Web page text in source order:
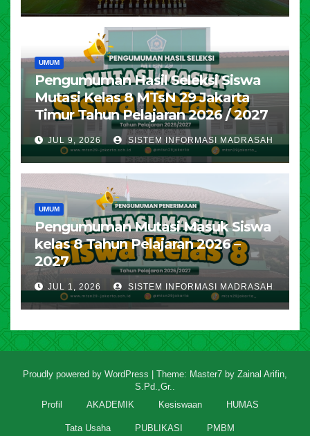
UMUM
Pengumuman Hasil Seleksi Siswa
Mutasi Kelas 8 MTsN 29 Jakarta
Timur Tahun Pelajaran 2026 / 2027
JUL 9, 2026 SISTEM INFORMASI MADRASAH
UMUM
Pengumuman Mutasi Masuk Siswa
kelas 8 Tahun Pelajaran 2026 –
2027
JUL 1, 2026 SISTEM INFORMASI MADRASAH
Proudly powered by WordPress | Theme: Master7 by Zainal Arifin,
S.Pd.,Gr.
Profil
AKADEMIK Kesiswaan HUMAS
Tata Usaha PUBLIKASI PMBM